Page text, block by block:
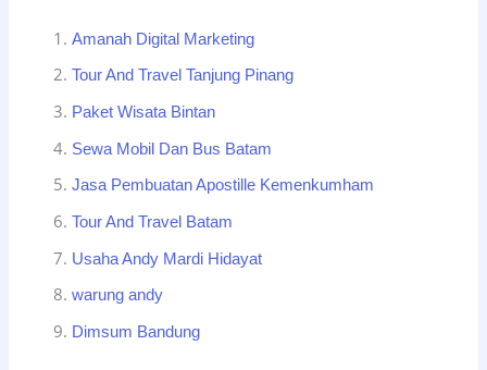
Amanah Digital Marketing
Tour And Travel Tanjung Pinang
Paket Wisata Bintan
Sewa Mobil Dan Bus Batam
Jasa Pembuatan Apostille Kemenkumham
Tour And Travel Batam
Usaha Andy Mardi Hidayat
warung andy
Dimsum Bandung